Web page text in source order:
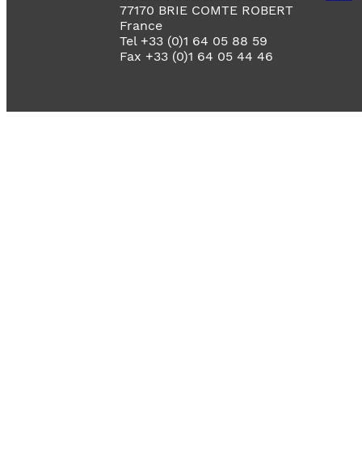
77170 BRIE COMTE ROBERT
France
Tel +33 (0)1 64 05 88 59
Fax +33 (0)1 64 05 44 46